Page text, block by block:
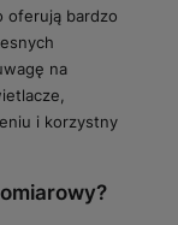
oferują bardzo
na
i korzystny